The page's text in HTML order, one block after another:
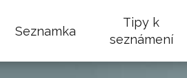
Seznamka
Tipy k
seznámení